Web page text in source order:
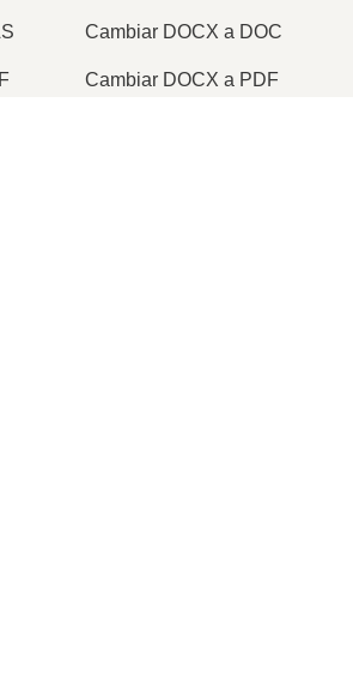
Cambiar DOCX a DOC
Cambiar DOCX a PDF